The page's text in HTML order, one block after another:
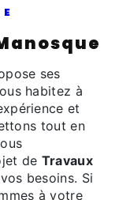
ses
habitez à
et
tout en
de Travaux
besoins. Si
à votre